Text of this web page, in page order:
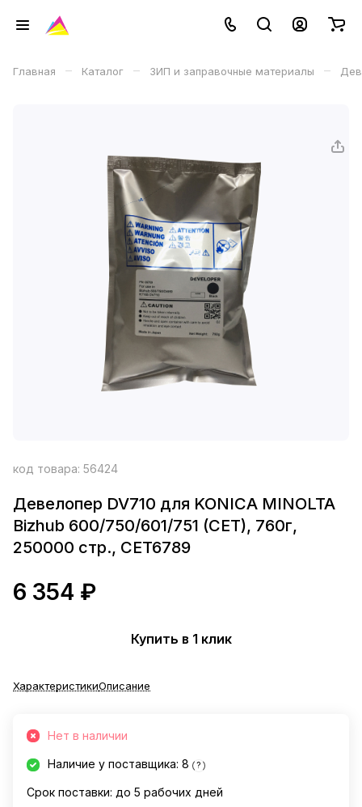
Главная – Каталог – ЗИП и заправочные материалы –
код товара: 56424
Девелопер DV710 для KONICA MINOLTA
Bizhub 600/750/601/751 (CET), 760г,
250000 стр., CET6789
6 354 ₽
Купить в 1 клик
ХарактеристикиОписание
Нет в наличии
Наличие у поставщика: 8 ?
Срок поставки: до 5 рабочих дней